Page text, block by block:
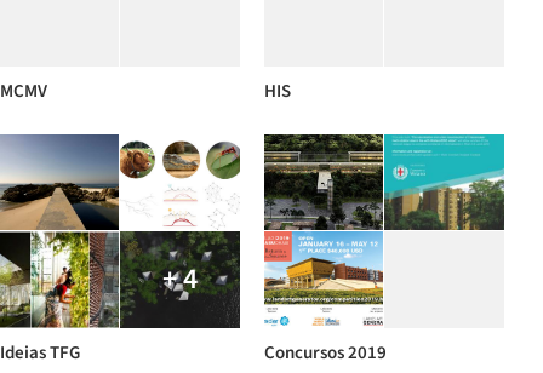
MCMV HIS
+ 4
Ideias TFG Concursos 2019